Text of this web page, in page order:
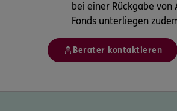
bei einer Rückgabe
Fonds unterliegen
Berater kontaktieren